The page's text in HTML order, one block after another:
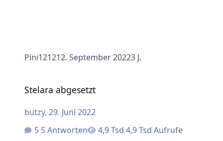
Pini121212. September 20223 J.
Stelara abgesetzt
butzy, 29. Juni 2022
5 Antworten
4,9 Tsd Aufrufe